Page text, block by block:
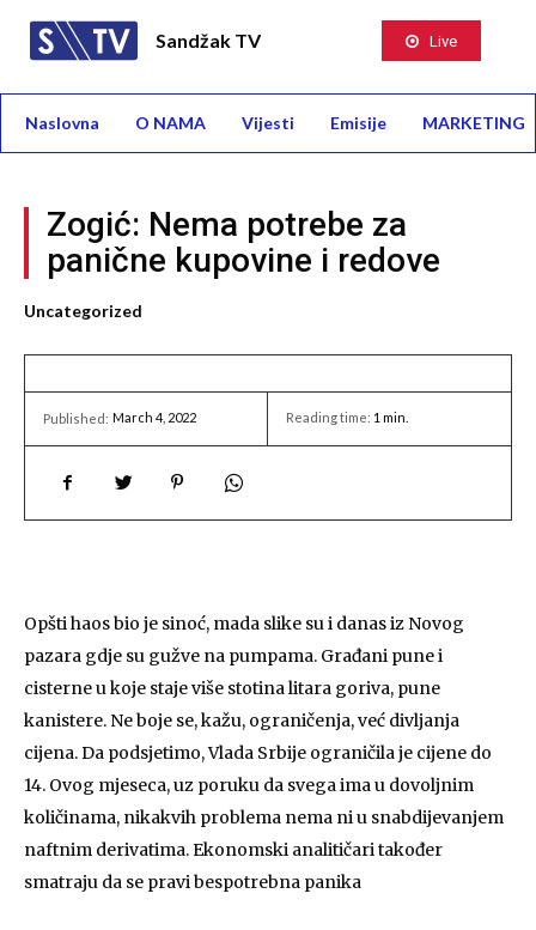
Sandžak TV Live
Naslovna O NAMA Vijesti Emisije MARKETING
Zogić: Nema potrebe za
panične kupovine i redove
Uncategorized
Published: March 4, 2022 Reading time: 1min.
Opšti haos bio je sinoć, mada slike su i danas iz Novog
pazara gdje su gužve na pumpama. Građani pune i
cisterne u koje staje više stotina litara goriva, pune
kanistere. Ne boje se, kažu, ograničenja, već divljanja
cijena. Da podsjetimo, Vlada Srbije ograničila je cijene do
14. Ovog mjeseca, uz poruku da svega ima u dovoljnim
količinama, nikakvih problema nema ni u snabdijevanjem
naftnim derivatima. Ekonomski analitičari također
smatraju da se pravi bespotrebna panika